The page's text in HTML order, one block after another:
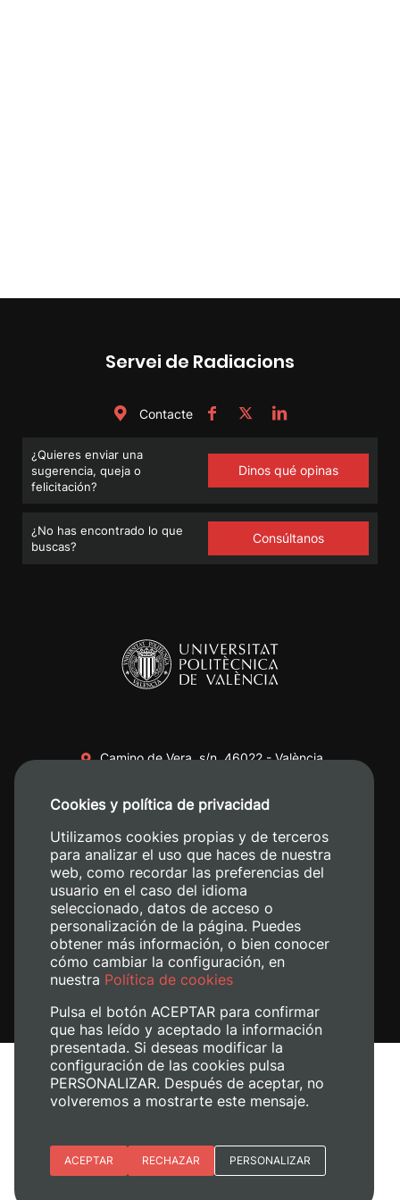
Servei de Radiacions
Contacte
¿Quieres enviar una
sugerencia, queja o
felicitación?
Dinos qué opinas
¿No has encontrado lo que
buscas?
Consúltanos
Camino de Vera, s/n. 46022 - València
+34 620 04 00 50
Avís legal
Política de cookies
Gestiona les galetes
Cookies y política de privacidad
Utilizamos cookies propias y de terceros
para analizar el uso que haces de nuestra
web, como recordar las preferencias del
usuario en el caso del idioma
seleccionado, datos de acceso o
personalización de la página. Puedes
obtener más información, o bien conocer
cómo cambiar la configuración, en
nuestra Política de cookies
Pulsa el botón ACEPTAR para confirmar
que has leído y aceptado la información
presentada. Si deseas modificar la
configuración de las cookies pulsa
PERSONALIZAR. Después de aceptar, no
volveremos a mostrarte este mensaje.
Esenciales
ACEPTAR RECHAZAR PERSONALIZAR